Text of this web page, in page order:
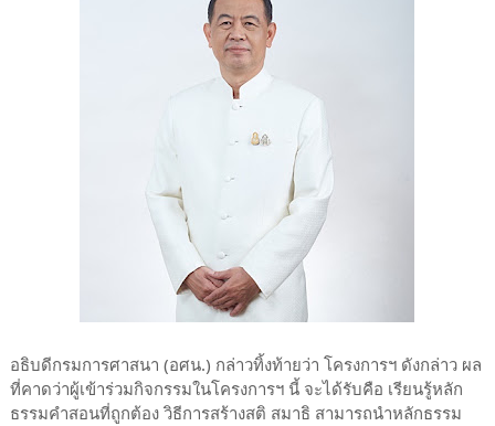
อธิบดีกรมการศาสนา (อศน.) กล่าวทิ้งท้ายว่า โครงการฯ ดังกล่าว ผล
ที่คาดว่าผู้เข้าร่วมกิจกรรมในโครงการฯ นี้ จะได้รับคือ เรียนรู้หลัก
ธรรมคำสอนที่ถูกต้อง วิธีการสร้างสติ สมาธิ สามารถนำหลักธรรม